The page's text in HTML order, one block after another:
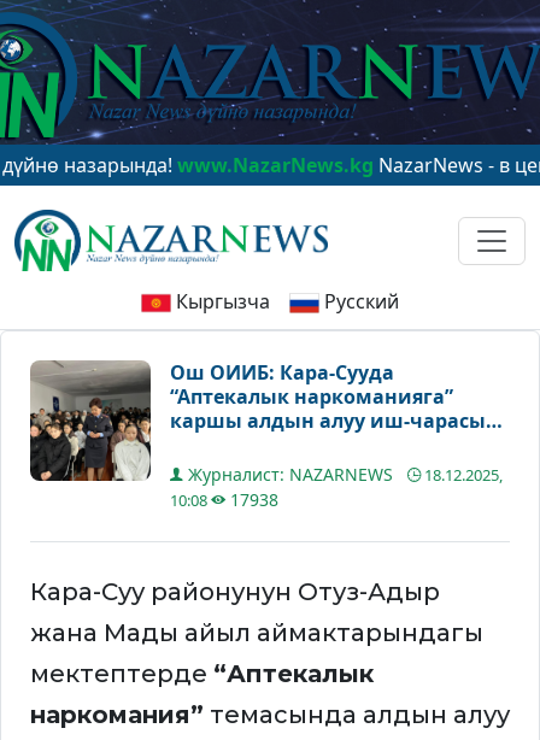
www.NazarNews.kgNazarNews - в центре
Кыргызча Русский
Ош ОИИБ: Кара-Сууда
“Аптекалык наркоманияга”
каршы алдын алуу иш-чарасы
Журналист: NAZARNEWS
18.12.2025,
10:08
17938
Кара-Суу районунун Отуз-Адыр
жана Мады айыл аймактарындагы
мектептерде “Аптекалык
наркомания” темасында алдын алуу